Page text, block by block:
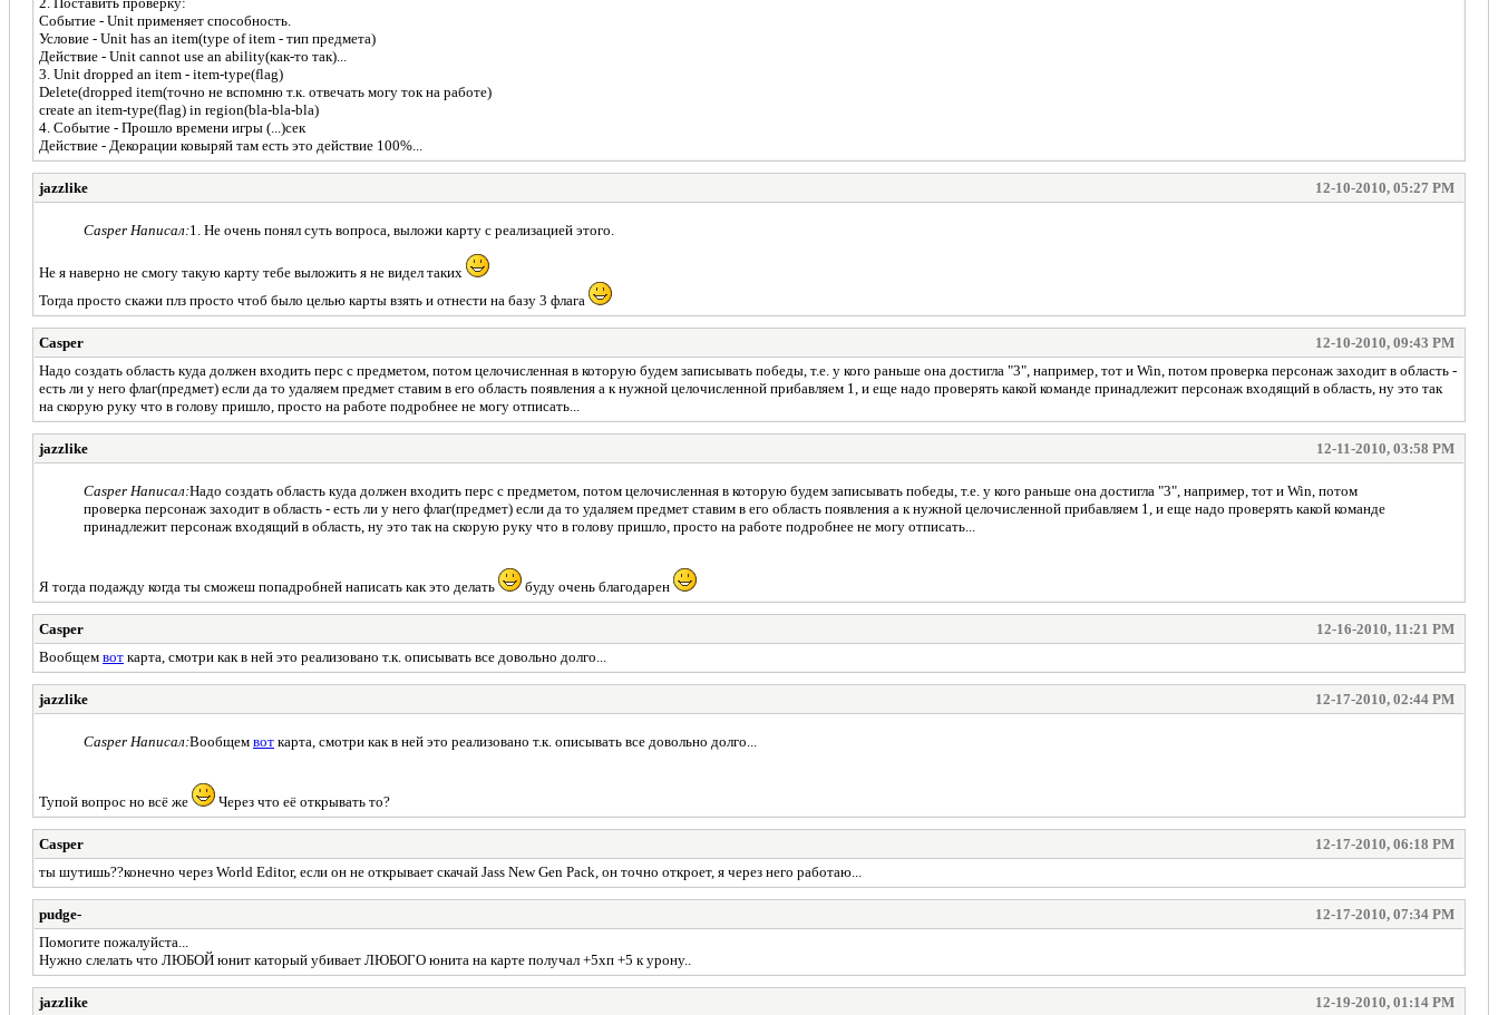
Событие - Unit применяет способность.
Условие - Unit has an item(type of item - тип предмета)
Действие - Unit cannot use an ability(как-то так)...
3. Unit dropped an item - item-type(flag)
Delete(dropped item(точно не вспомню т.к. отвечать могу ток на работе)
create an item-type(flag) in region(bla-bla-bla)
4. Событие - Прошло времени игры (...)сек
Действие - Декорации ковыряй там есть это действие 100%...
jazzlike 12-10-2010, 05:27 PM
Casper Написал:1. Не очень понял суть вопроса, выложи карту с реализацией этого.
Не я наверно не смогу такую карту тебе выложить я не видел таких
Тогда просто скажи плз просто чтоб было целью карты взять и отнести на базу 3 флага
Casper
12-10-2010, 09:43 PM
Надо создать область куда должен входить перс с предметом, потом целочисленная в которую будем записывать победы, т.е. у кого раньше она достигла "3", например, тот и Win, потом проверка персонаж заходит в область -
есть ли у него флаг(предмет) если да то удаляем предмет ставим в его область появления а к нужной целочисленной прибавляем 1, и еще надо проверять какой команде принадлежит персонаж входящий в область, ну это так
на скорую руку что в голову пришло, просто на работе подробнее не могу отписать...
jazzlike 12-11-2010, 03:58 PM
Casper Написал:Надо создать область куда должен входить перс с предметом, потом целочисленная в которую будем записывать победы, т.е. у кого раньше она достигла "3", например, тот и Win, потом
проверка персонаж заходит в область - есть ли у него флаг(предмет) если да то удаляем предмет ставим в его область появления а к нужной целочисленной прибавляем 1, и еще надо проверять какой команде
принадлежит персонаж входящий в область, ну это так на скорую руку что в голову пришло, просто на работе подробнее не могу отписать...
Я тогда подажду когда ты сможеш попадробней написать как это делать буду очень благодарен
Casper
12-16-2010, 11:21 PM
Вообщем вот карта, смотри как в ней это реализовано т.к. описывать все довольно долго...
jazzlike 12-17-2010, 02:44 PM
Casper Написал:Вообщем вот карта, смотри как в ней это реализовано т.к. описывать все довольно долго...
Тупой вопрос но всё же Через что её открывать то?
Casper
12-17-2010, 06:18 PM
ты шутишь??конечно через World Editor, если он не открывает скачай Jass New Gen Pack, он точно откроет, я через него работаю...
pudge-
12-17-2010, 07:34 PM
Помогите пожалуйста...
Нужно слелать что ЛЮБОЙ юнит каторый убивает ЛЮБОГО юнита на карте получал +5хп +5 к урону..
jazzlike 12-19-2010, 01:14 PM